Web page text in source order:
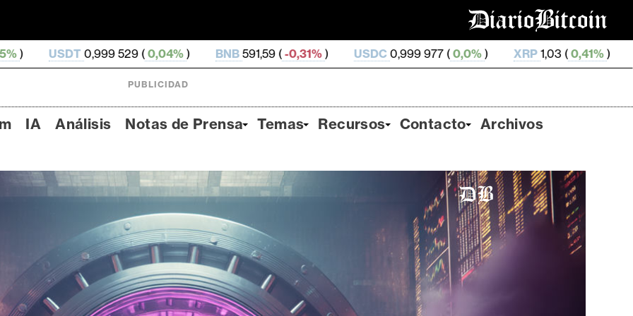
529 ( 0,04%) BNB591,59 (-0,31%) USDC0,999 977 ( 0,0%) XRP1,03 (0,41% SOL 73,89 (
PUBLICIDAD
IA Análisis Notas de Prensa Temas Recursos Contacto Archivos